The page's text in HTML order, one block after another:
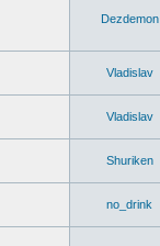
Dezdemon
Vladislav
Vladislav
Shuriken
no_drink